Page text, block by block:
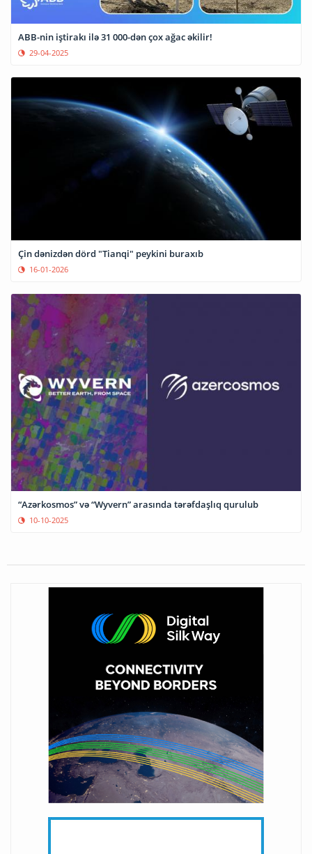
ABB-nin iştirakı ilə 31 000-dən çox ağac əkilir!
29-04-2025
Çin dənizdən dörd "Tianqi" peykini buraxıb
16-01-2026
“Azərkosmos” və “Wyvern” arasında tərəfdaşlıq qurulub
10-10-2025